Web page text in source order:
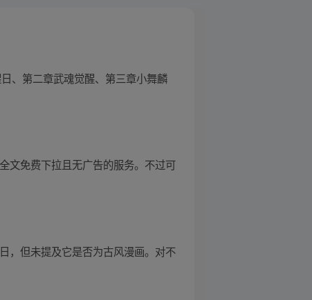
、第二章武魂觉醒、第三章小舞麟
文免费下拉且无广告的服务。不过可
，但未提及它是否为古风漫画。对不